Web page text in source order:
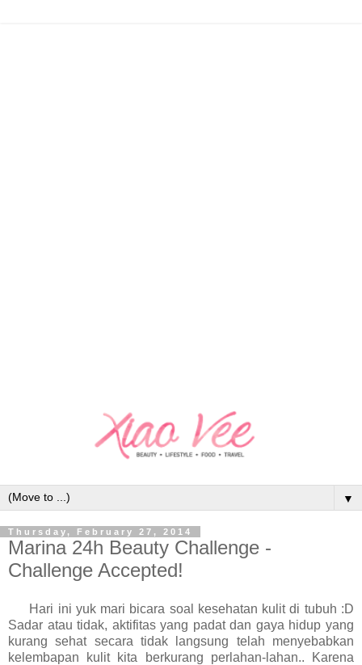
▼
Thursday, February 27, 2014
Marina 24h Beauty Challenge -
Challenge Accepted!
Hari ini yuk mari bicara soal kesehatan kulit di tubuh :D
Sadar atau tidak, aktifitas yang padat dan gaya hidup yang
kurang sehat secara tidak langsung telah menyebabkan
kelembapan kulit kita berkurang perlahan-lahan.. Karena